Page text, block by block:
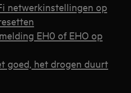
netwerkinstellingen op
EH0 of EHO op
goed, het drogen duurt